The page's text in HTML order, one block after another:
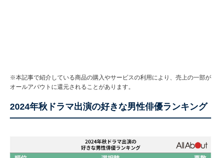
※本記事で紹介している商品の購入やサービスの利用により、売上の一部が
オールアバウトに還元されることがあります。
2024年秋ドラマ出演の好きな男性俳優ランキング